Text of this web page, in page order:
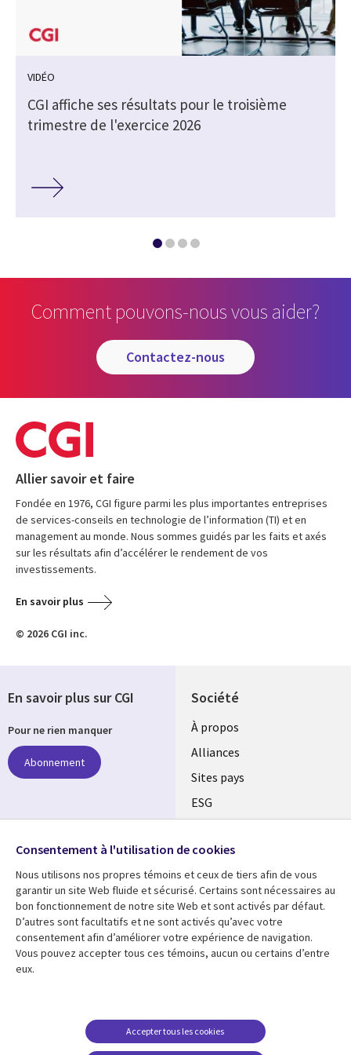
VIDÉO
CGI affiche ses résultats pour le troisième
trimestre de l'exercice 2026
Comment pouvons-nous vous aider?
contactez-nous
Allier savoir et faire
Fondée en 1976, CGI figure parmi les plus importantes entreprises
de services-conseils en technologie de l’information (TI) et en
management au monde. Nous sommes guidés par les faits et axés
sur les résultats afin d’accélérer le rendement de vos
investissements.
En savoir plus
© 2026 CGI inc.
Société
À propos
Alliances
Sites pays
ESG
Fusions
Salle de presse
Ressources
Articles
Études de cas
Support
Restrictions et
conditions juridiques
En savoir plus sur CGI
Pour ne rien manquer
Abonnement
Suivez-nous
Social
Media
Global
FR
Consentement à l'utilisation de cookies
Nous utilisons nos propres témoins et ceux de tiers afin de vous
garantir un site Web fluide et sécurisé. Certains sont nécessaires au
bon fonctionnement de notre site Web et sont activés par défaut.
D’autres sont facultatifs et ne sont activés qu’avec votre
consentement afin d’améliorer votre expérience de navigation.
Vous pouvez accepter tous ces témoins, aucun ou certains d’entre
eux.
Accepter tous les cookies